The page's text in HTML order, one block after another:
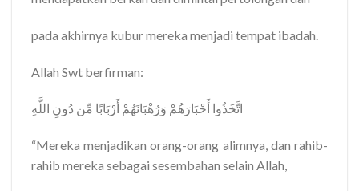
pada akhirnya kubur mereka menjadi tempat ibadah.
Allah Swt berfirman:
اتَّخَذُوا أَحْبَارَهُمْ وَرُهْبَانَهُمْ أَرْبَابًا مِّن دُونِ اللَّهِ
“Mereka menjadikan orang-orang alimnya, dan rahib-
rahib mereka sebagai sesembahan selain Allah,